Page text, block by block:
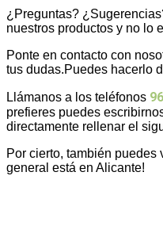
¿Preguntas?
nuestros productos y no lo
Ponte en contacto con
tus dudas.Puedes hacerlo
Llámanos a los teléfonos
prefieres puedes
directamente rellenar el
Por cierto, también puedes
general está en Alicante!